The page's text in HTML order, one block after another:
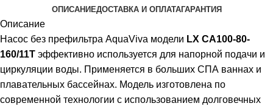
ОПИСАНИЕДОСТАВКА И ОПЛАТАГАРАНТИЯ
Описание
Насос без префильтра AquaViva модели LX CA100-80-
160/11T эффективно используется для напорной подачи и
циркуляции воды. Применяется в больших СПА ваннах и
плавательных бассейнах. Модель изготовлена по
современной технологии с использованием долговечных